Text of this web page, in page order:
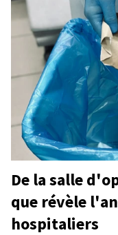
De la salle
que révèle
hospitaliers